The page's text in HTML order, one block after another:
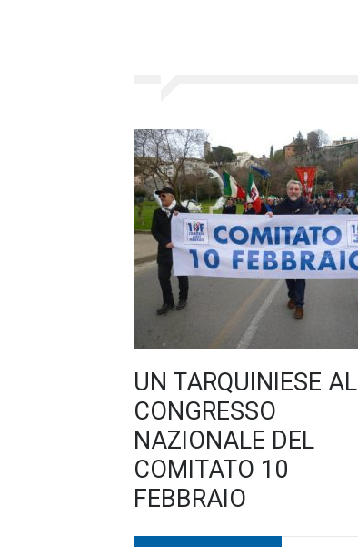
UN TARQUINIESE AL
CONGRESSO
NAZIONALE DEL
COMITATO 10
FEBBRAIO